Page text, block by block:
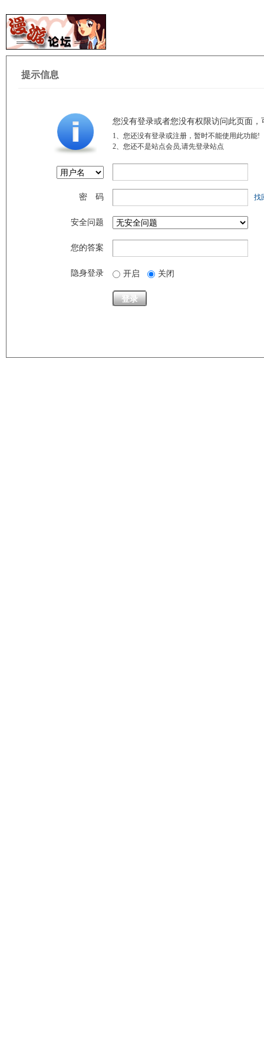
提示信息
您没有登录或者您没有权限访问此页面
1、您还没有登录或注册，暂时不能使用此功能!
2、您还不是站点会员,请先登录站点
密 码 找
安全问题
您的答案
隐身登录 开启 关闭
登录